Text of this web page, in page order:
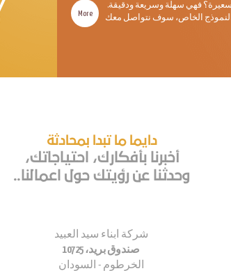
فهي سهلة وسريعة ودقيقة.
الخاص، سوف نتواصل معك
More
دايما ما تبدا بمحادثة
أخبرنا بأفكارك، احتياجاتك،
وحدثنا عن رؤيتك حول اعمالنا..
شركة ابناء سيد العبيد
صندوق بريد، 10725
الخرطوم - السودان